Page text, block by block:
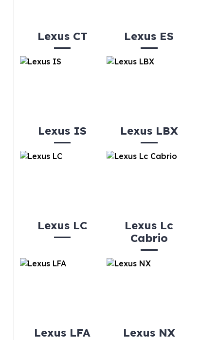
Lexus CT Lexus ES
Lexus IS Lexus LBX
Lexus LC
Lexus Lc
Cabrio
Lexus LFA Lexus NX